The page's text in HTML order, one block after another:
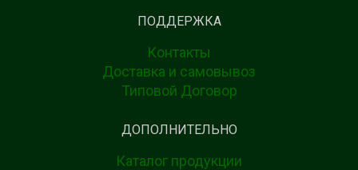
ПОДДЕРЖКА
Контакты
Доставка и самовывоз
Типовой Договор
ДОПОЛНИТЕЛЬНО
Каталог продукции